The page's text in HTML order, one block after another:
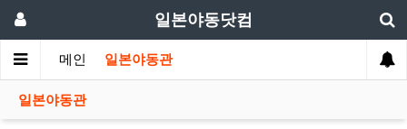
일본야동닷컴
메인 일본야동관
일본야동관